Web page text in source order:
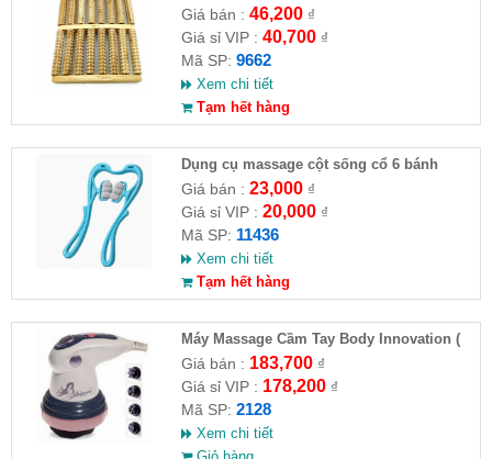
(HĐ)
Giá bán : 46,200₫
Giá sỉ VIP : 40,700₫
Mã SP: 9662
Xem chi tiết
Tạm hết hàng
Dụng cụ massage cột sống cổ 6 bánh
Giá bán : 23,000₫
Giá sỉ VIP : 20,000₫
Mã SP: 11436
Xem chi tiết
Tạm hết hàng
Máy Massage Cầm Tay Body Innovation (
HĐ )
Giá bán : 183,700₫
Giá sỉ VIP : 178,200₫
Mã SP: 2128
Xem chi tiết